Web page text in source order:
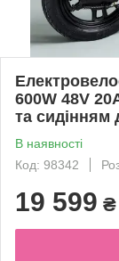
600W 48V
та сидінням
В наявності
Код: 98342
19 599 ₴